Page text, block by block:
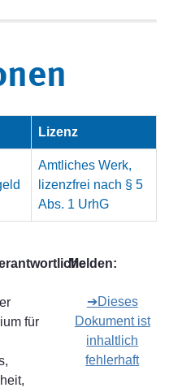
Lizenz
Amtliches Werk,
lizenzfrei nach § 5
Abs. 1 UrhG
für
Melden:
➔Dieses
Dokument ist
inhaltlich
fehlerhaft